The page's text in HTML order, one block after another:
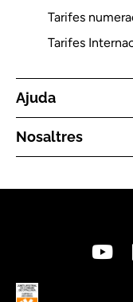
Tarifes
Tarifes
Ajuda
Nosaltres